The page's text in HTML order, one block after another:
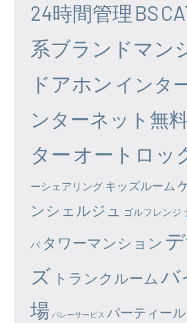
24時間管理 BS
系ブランドマン
ドアホン インタ
ンターネット無料
ター オートロッ
ーシェアリング キッズルーム
ンシェルジュ
ゴルフレンジ
パ タワーマンション
ズ トランクルーム バ
場 バレーサービス パーティー